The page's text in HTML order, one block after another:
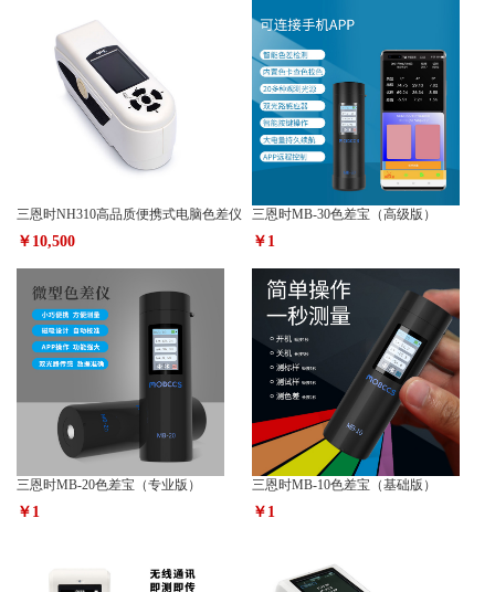
三恩时NH310高品质便携式电脑色差仪
￥10,500
三恩时MB-30色差宝（高级版）
￥1
三恩时MB-20色差宝（专业版）
￥1
三恩时MB-10色差宝（基础版）
￥1